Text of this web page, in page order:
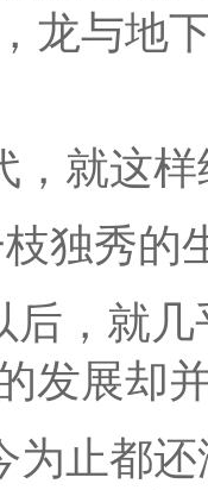
龙与地
，就这
独秀的
后，就
发展却
为止都